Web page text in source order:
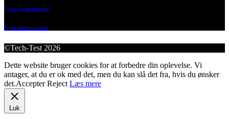
Vores bedømmelse
Nyhedsbrevsarkiv
©Tech-Test 2026
Dette website bruger cookies for at forbedre din oplevelse. Vi
antager, at du er ok med det, men du kan slå det fra, hvis du ønsker
det.Accepter Reject Læs mere
Luk